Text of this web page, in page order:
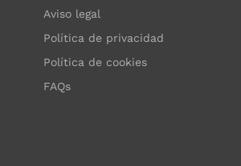
Aviso legal
Política de privacidad
Política de cookies
FAQs